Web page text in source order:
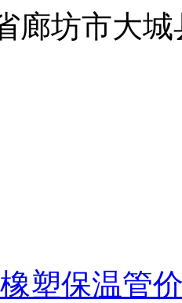
廊坊市大
塑保温管